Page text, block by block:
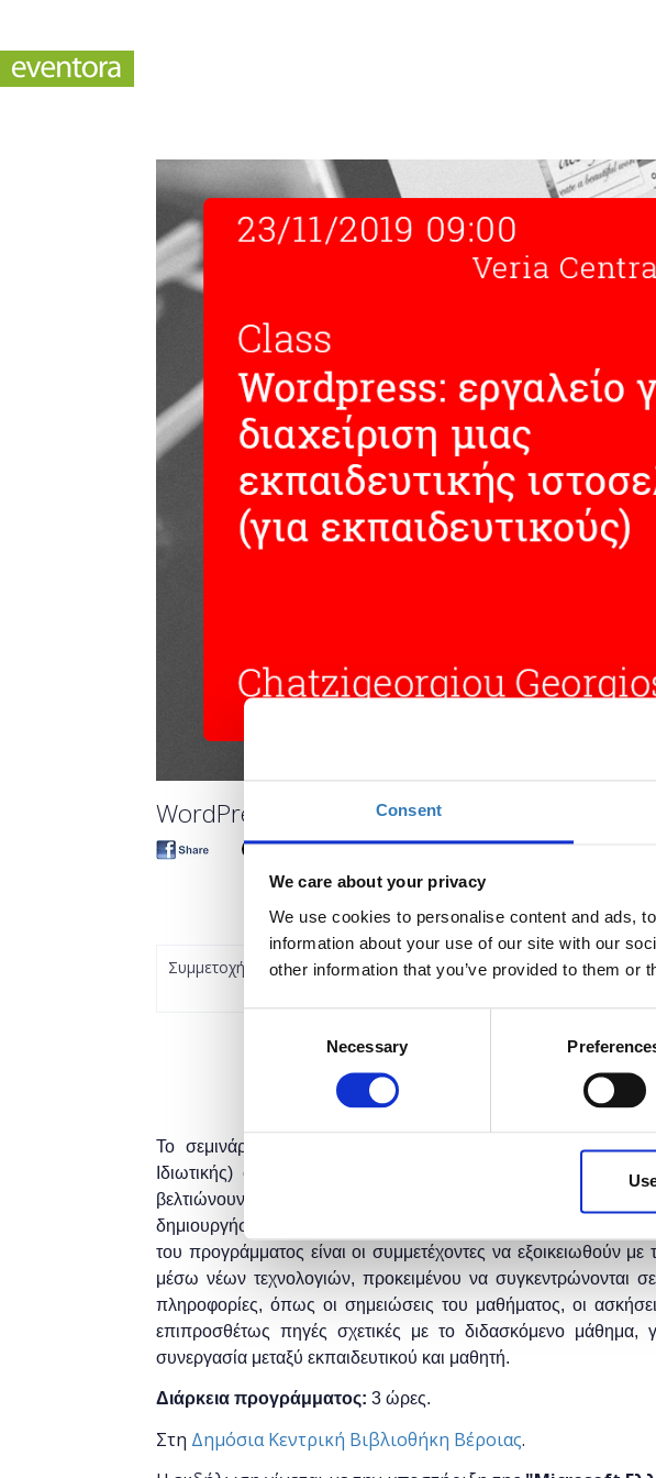
Consent
We care about your privacy
We use cookies to personalise content and ads,
information about your use of our site with our
other information that you’ve provided to them or
Necessary
WordPress: εργαλείο για τη διαχείριση μιας
Συμμετοχή
Το σεμινάριο απευθύνεται σε εκπαιδευτικούς Α/θμιας και
Ιδιωτικής) οι οποίοι επιθυμούν να εξοικειωθούν με
βελτιώνουν το επίπεδο της διαδικτυακής μάθησης. Οι
δημιουργήσουν και να διαχειριστούν μια προσωπική
του προγράμματος είναι οι συμμετέχοντες να εξοικειωθούν με
μέσω νέων τεχνολογιών, προκειμένου να συγκεντρώνονται σε
πληροφορίες, όπως οι σημειώσεις του μαθήματος, οι
επιπροσθέτως πηγές σχετικές με το διδασκόμενο μάθημα,
συνεργασία μεταξύ εκπαιδευτικού και μαθητή.
Διάρκεια προγράμματος: 3 ώρες.
Στη Δημόσια Κεντρική Βιβλιοθήκη Βέροιας.